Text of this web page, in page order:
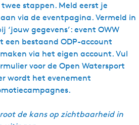
stappen. Meld eerst je
via de eventpagina. Vermeld in
‘jouw gegevens’: event OWW
een bestaand ODP-account
via het eigen account. Vul
voor de Open Watersport
wordt het evenement
de kans op zichtbaarheid in